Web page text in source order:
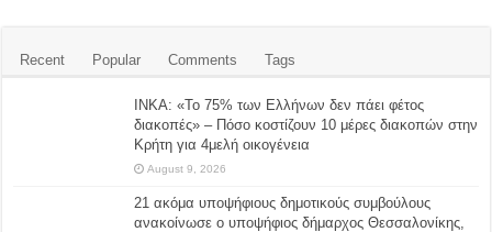
Recent Popular Comments Tags
ΙΝΚΑ: «Το 75% των Ελλήνων δεν πάει φέτος
διακοπές» – Πόσο κοστίζουν 10 μέρες διακοπών στην
Κρήτη για 4μελή οικογένεια
August 9, 2026
21 ακόμα υποψήφιους δημοτικούς συμβούλους
ανακοίνωσε ο υποψήφιος δήμαρχος Θεσσαλονίκης,